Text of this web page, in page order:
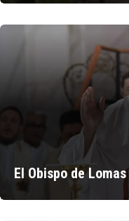
El Obispo de